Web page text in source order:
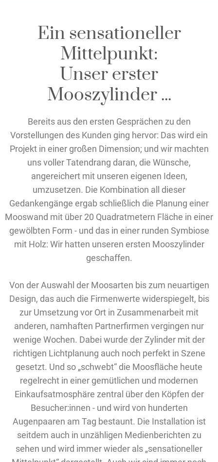
Ein sensationeller
Mittelpunkt:
Unser erster
Mooszylinder ...
Bereits aus den ersten Gesprächen zu den
Vorstellungen des Kunden ging hervor: Das wird ein
Projekt in einer großen Dimension; und wir machten
uns voller Tatendrang daran, die Wünsche,
angereichert mit unseren eigenen Ideen,
umzusetzen. Die Kombination all dieser
Gedankengänge ergab schließlich die Planung einer
Mooswand mit über 20 Quadratmetern Fläche in einer
gewölbten Form - und das in einer runden Symbiose
mit Holz: Wir hatten unseren ersten Mooszylinder
geschaffen.
Von der Auswahl der Moosarten bis zum neuartigen
Design, das auch die Firmenwerte widerspiegelt, bis
zur Umsetzung vor Ort in Zusammenarbeit mit
anderen, namhaften Partnerfirmen vergingen nur
wenige Wochen. Dabei wurde der Zylinder mit der
richtigen Lichtplanung auch noch perfekt in Szene
gesetzt. Und so „schwebt“ die Moosfläche heute
regelrecht in einer gemütlichen und modernen
Einkaufsatmosphäre zentral über den Köpfen der
Besucher:innen - und wird von hunderten
Augenpaaren am Tag bestaunt. Die Installation ist
seitdem auch in unzähligen Medienberichten zu
sehen und wird immer wieder als „sensationeller